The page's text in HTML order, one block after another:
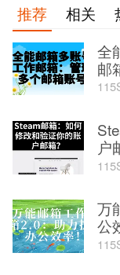
推荐 相关
全
邮
户
万
公